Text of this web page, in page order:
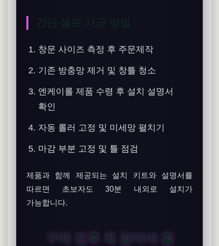
창문 사이즈 측정 후 주문제작
기존 방충망 제거 및 창틀 청소
엔케이롤 제품 수령 후 설치 설명서
확인
자동 롤러 고정 및 미세망 펼치기
마감 부분 고정 및 틀 점검
제품과 함께 제공되는 설치 키트와 설명서를
따르면 초보자도 30분 내외로 설치가
가능합니다.
구매 전후 꼭 알아야 할